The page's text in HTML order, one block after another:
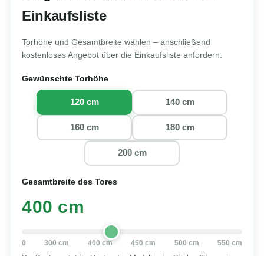
Einkaufsliste
Torhöhe und Gesamtbreite wählen – anschließend
kostenloses Angebot über die Einkaufsliste anfordern.
Gewünschte Torhöhe
120 cm 140 cm
160 cm 180 cm
200 cm
Gesamtbreite des Tores
400 cm
0 300 cm 400 cm 450 cm 500 cm
550 cm